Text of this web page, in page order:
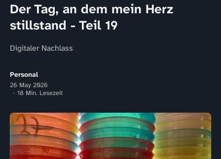
Der Tag, an dem mein Herz
stillstand - Teil 19
Digitaler Nachlass
Personal
26 May 2026
18 Min. Lesezeit